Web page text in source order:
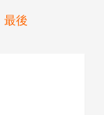
最後